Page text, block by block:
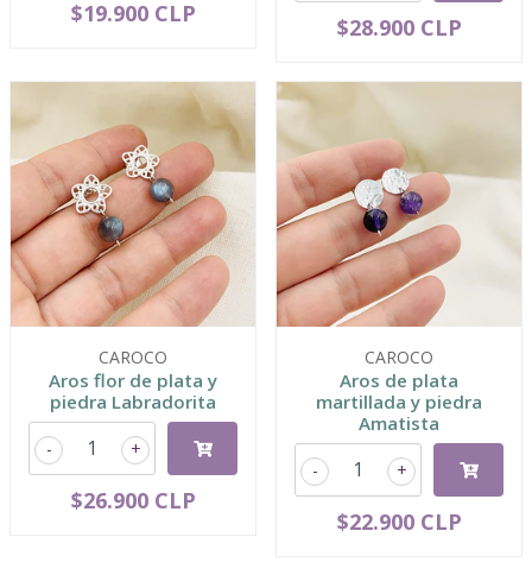
$19.900 CLP $28.900 CLP
CAROCO
Aros flor de plata y
piedra Labradorita
+
-
$26.900 CLP
CAROCO
Aros de plata
martillada y piedra
Amatista
+
-
$22.900 CLP